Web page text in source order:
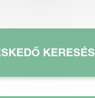
KERESÉS